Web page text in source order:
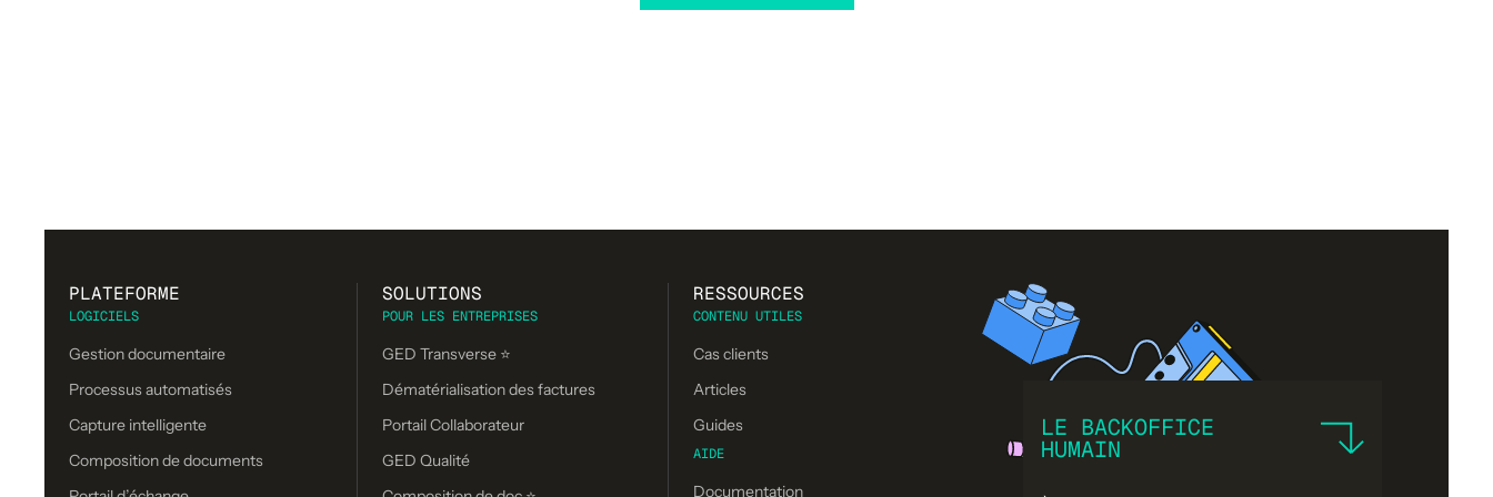
PLATEFORME
LOGICIELS
Gestion documentaire
Processus automatisés
Capture intelligente
Composition de documents
SOLUTIONS
POUR LES ENTREPRISES
GED Transverse ⭐
Dématérialisation des factures
Portail Collaborateur
GED Qualité
RESSOURCES
CONTENU UTILES
Cas clients
Articles
Guides
AIDE
Documentation
LE BACKOFFICE
HUMAIN